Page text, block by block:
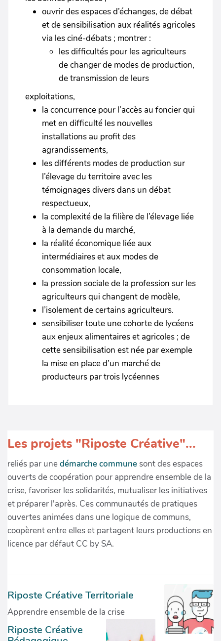
ouvrir des espaces d’échanges, de débat
et de sensibilisation aux réalités agricoles
via les ciné-débats ; montrer :
les difficultés pour les agriculteurs
de changer de modes de production,
de transmission de leurs
exploitations,
la concurrence pour l’accès au foncier qui
met en difficulté les nouvelles
installations au profit des
agrandissements,
les différents modes de production sur
l’élevage du territoire avec les
témoignages divers dans un débat
respectueux,
la complexité de la filière de l’élevage liée
à la demande du marché,
la réalité économique liée aux
intermédiaires et aux modes de
consommation locale,
la pression sociale de la profession sur les
agriculteurs qui changent de modèle,
l’isolement de certains agriculteurs.
sensibiliser toute une cohorte de lycéens
aux enjeux alimentaires et agricoles ; de
cette sensibilisation est née par exemple
la mise en place d’un marché de
producteurs par trois lycéennes